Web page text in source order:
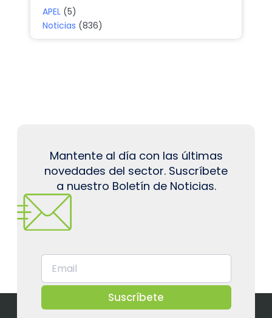
APEL (5)
Noticias (836)
Mantente al día con las últimas
novedades del sector. Suscríbete
a nuestro Boletín de Noticias.
Suscríbete